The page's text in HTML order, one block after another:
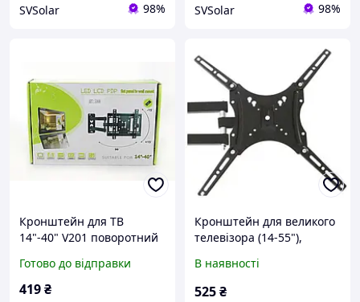
SVSolar 98% SVSolar 98%
Кронштейн для ТВ
14"-40" V201 поворотний
телевізора, кріплення з
нахилом OM227
Готово до відправки
419₴
Кронштейн для великого
телевізора (14-55"),
телевізора з
регулюванням нахилу,
В наявності
525₴